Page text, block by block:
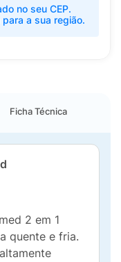
no seu CEP.
a sua região.
Ficha Técnica
2 em 1
quente e fria.